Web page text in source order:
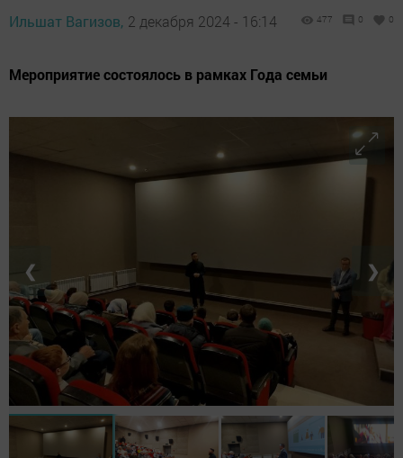
Ильшат Вагизов, 2 декабря 2024 - 16:14 477 0 0
Мероприятие состоялось в рамках Года семьи
❮ ❯